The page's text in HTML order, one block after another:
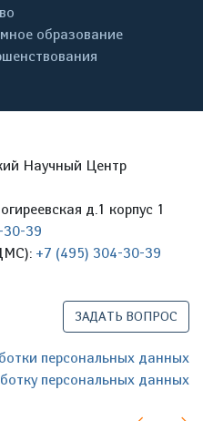
образование
Научный Центр
д.1 корпус 1
30-39
+7 (495) 304-30-39
ЗАДАТЬ ВОПРОС
персональных данных
персональных данных